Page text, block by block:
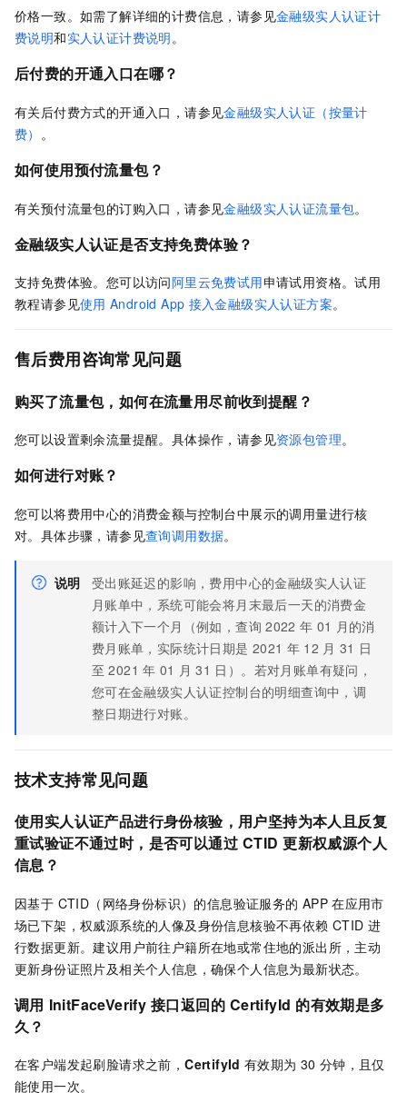
价格一致。如需了解详细的计费信息，请参见金融级实人认证计
费说明和实人认证计费说明。
后付费的开通入口在哪？
有关后付费方式的开通入口，请参见金融级实人认证（按量计
费） 。
如何使用预付流量包？
有关预付流量包的订购入口，请参见金融级实人认证流量包。
金融级实人认证是否支持免费体验？
支持免费体验。您可以访问阿里云免费试用申请试用资格。试用
教程请参见使用 Android App 接入金融级实人认证方案。
售后费用咨询常见问题
购买了流量包，如何在流量用尽前收到提醒？
您可以设置剩余流量提醒。具体操作，请参见资源包管理。
如何进行对账？
您可以将费用中心的消费金额与控制台中展示的调用量进行核
对。具体步骤，请参见查询调用数据。
说明
受出账延迟的影响，费用中心的金融级实人认证
月账单中，系统可能会将月末最后一天的消费金
额计入下一个月（例如，查询 2022 年 01 月的消
费月账单，实际统计日期是 2021 年 12 月 31 日
至 2021 年 01 月 31 日）。若对月账单有疑问，
您可在金融级实人认证控制台的明细查询中，调
整日期进行对账。
技术支持常见问题
使用实人认证产品进行身份核验，用户坚持为本人且反复
重试验证不通过时，是否可以通过 CTID 更新权威源个人
信息？
因基于 CTID（网络身份标识）的信息验证服务的 APP 在应用市
场已下架，权威源系统的人像及身份信息核验不再依赖 CTID 进
行数据更新。建议用户前往户籍所在地或常住地的派出所，主动
更新身份证照片及相关个人信息，确保个人信息为最新状态。
调用 InitFaceVerify 接口返回的 CertifyId 的有效期是多
久？
在客户端发起刷脸请求之前，CertifyId 有效期为 30 分钟，且仅
能使用一次。